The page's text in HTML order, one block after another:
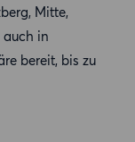
Mitte,
auch in
bereit, bis zu